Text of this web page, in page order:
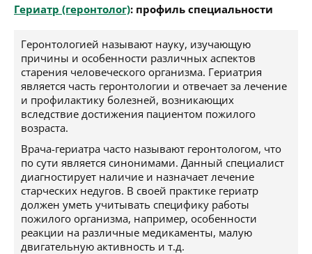
Гериатр (геронтолог): профиль специальности
Геронтологией называют науку, изучающую
причины и особенности различных аспектов
старения человеческого организма. Гериатрия
является часть геронтологии и отвечает за лечение
и профилактику болезней, возникающих
вследствие достижения пациентом пожилого
возраста.
Врача-гериатра часто называют геронтологом, что
по сути является синонимами. Данный специалист
диагностирует наличие и назначает лечение
старческих недугов. В своей практике гериатр
должен уметь учитывать специфику работы
пожилого организма, например, особенности
реакции на различные медикаменты, малую
двигательную активность и т.д.